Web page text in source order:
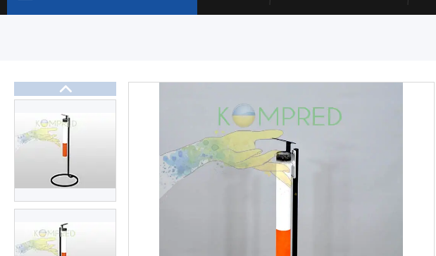
Прайс-листи
Новини
Презентації та документи
Про нас
Відгуки
Часті запитання
Доставка та оплата